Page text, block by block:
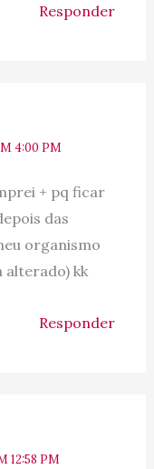
Responder
4:00 PM
+ pq ficar
das
organismo
alterado) kk
Responder
12:58 PM